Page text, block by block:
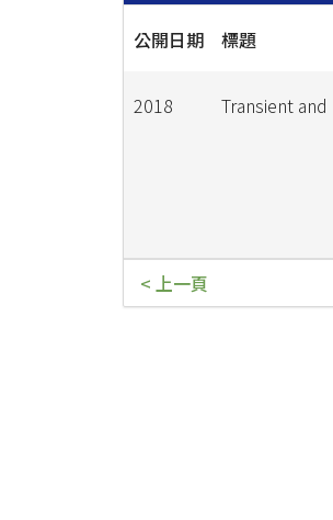
公開日期 標題
2018 Transient
< 上一頁